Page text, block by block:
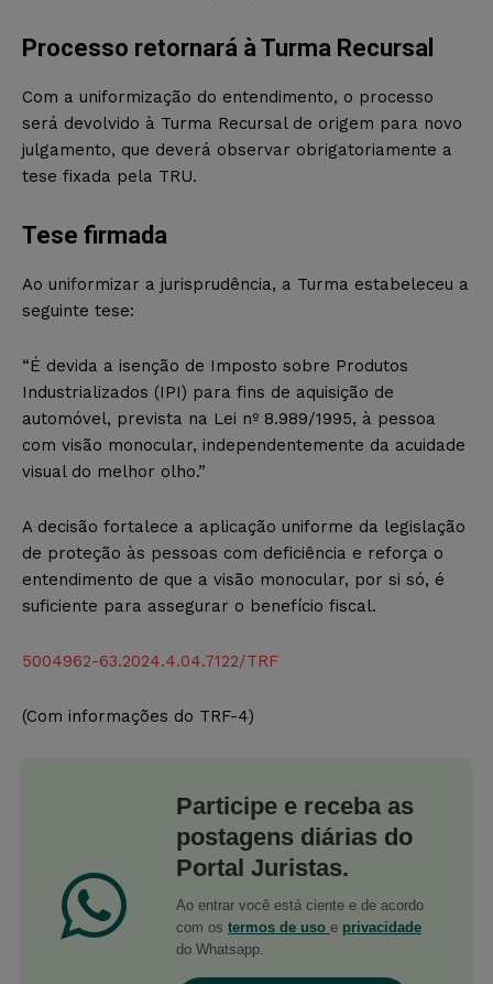
Processo retornará à Turma Recursal
Com a uniformização do entendimento, o processo
será devolvido à Turma Recursal de origem para novo
julgamento, que deverá observar obrigatoriamente a
tese fixada pela TRU.
Tese firmada
Ao uniformizar a jurisprudência, a Turma estabeleceu a
seguinte tese:
“É devida a isenção de Imposto sobre Produtos
Industrializados (IPI) para fins de aquisição de
automóvel, prevista na Lei nº 8.989/1995, à pessoa
com visão monocular, independentemente da acuidade
visual do melhor olho.”
A decisão fortalece a aplicação uniforme da legislação
de proteção às pessoas com deficiência e reforça o
entendimento de que a visão monocular, por si só, é
suficiente para assegurar o benefício fiscal.
5004962-63.2024.4.04.7122/TRF
(Com informações do TRF-4)
Participe e receba as
postagens diárias do
Portal Juristas.
Ao entrar você está ciente e de acordo
com os termos de uso e privacidade
do Whatsapp.